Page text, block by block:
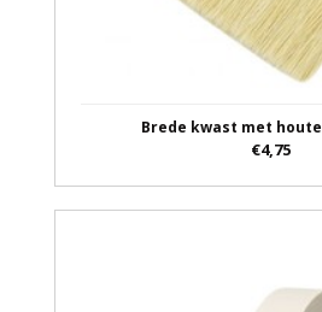
Brede kwast met
€4,75